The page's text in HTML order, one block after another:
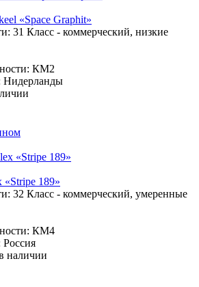
«Space Graphit»
31 Класс - коммерческий, низкие
КМ2
Нидерланды
«Stripe 189»
32 Класс - коммерческий, умеренные
КМ4
Россия
наличии